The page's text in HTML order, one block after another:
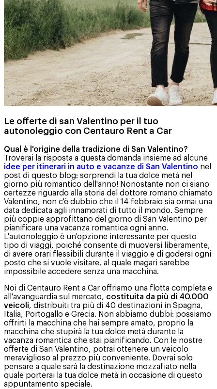
Le offerte di san Valentino per il tuo
autonoleggio con Centauro Rent a Car
Qual è l'origine della tradizione di San Valentino?
Troverai la risposta a questa domanda insieme ad alcune
idee per itinerari in auto e vacanze di San Valentino nel
post di questo blog: sorprendi la tua dolce metà nel
giorno più romantico dell'anno! Nonostante non ci siano
certezze riguardo alla storia del dottore romano chiamato
Valentino, non c'è dubbio che il 14 febbraio sia ormai una
data dedicata agli innamorati di tutto il mondo. Sempre
più coppie approfittano del giorno di San Valentino per
pianificare una vacanza romantica ogni anno.
L'autonoleggio è un'opzione interessante per questo
tipo di viaggi, poiché consente di muoversi liberamente,
di avere orari flessibili durante il viaggio e di godersi ogni
posto che si vuole visitare, al quale magari sarebbe
impossibile accedere senza una macchina.
Noi di Centauro Rent a Car offriamo una flotta completa e
all'avanguardia sul mercato, costituita da più di 40.000
veicoli, distribuiti tra più di 40 destinazioni in Spagna,
Italia, Portogallo e Grecia. Non abbiamo dubbi: possiamo
offrirti la macchina che hai sempre amato, proprio la
macchina che stupirà la tua dolce metà durante la
vacanza romantica che stai pianificando. Con le nostre
offerte di San Valentino, potrai ottenere un veicolo
meraviglioso al prezzo più conveniente. Dovrai solo
pensare a quale sarà la destinazione mozzafiato nella
quale porterai la tua dolce metà in occasione di questo
appuntamento speciale.